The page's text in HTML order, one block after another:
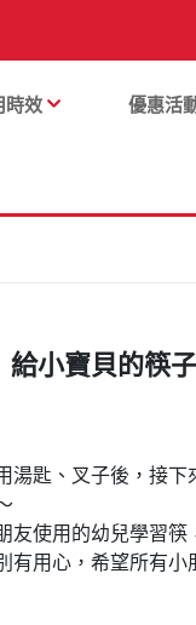
時效 優惠活
給小寶貝的筷
湯匙、叉子後，接
友使用的幼兒學習
有用心，希望所有